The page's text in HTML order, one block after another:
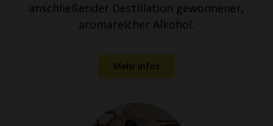
anschließender Destillation gewonnener,
aromareicher Alkohol.
Mehr Infos